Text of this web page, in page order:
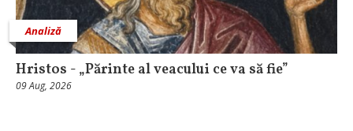
Analiză
Hristos - „Părinte al veacului ce va să fie”
09 Aug, 2026